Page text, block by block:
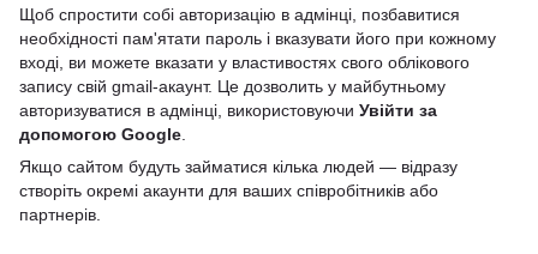
Щоб спростити собі авторизацію в адмінці, позбавитися
необхідності пам'ятати пароль і вказувати його при кожному
вході, ви можете вказати у властивостях свого облікового
запису свій gmail-акаунт. Це дозволить у майбутньому
авторизуватися в адмінці, використовуючи Увійти за
допомогою Google.
Якщо сайтом будуть займатися кілька людей — відразу
створіть окремі акаунти для ваших співробітників або
партнерів.